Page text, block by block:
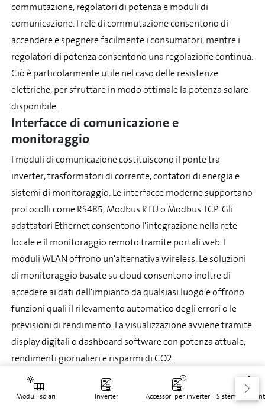
Moduli solari Inverter Accessori per inverter Sistemi di
commutazione, regolatori di potenza e moduli di
comunicazione. I relè di commutazione consentono di
accendere e spegnere facilmente i consumatori, mentre i
regolatori di potenza consentono una regolazione continua.
Ciò è particolarmente utile nel caso delle resistenze
elettriche, per sfruttare in modo ottimale la potenza solare
disponibile.
Interfacce di comunicazione e
monitoraggio
I moduli di comunicazione costituiscono il ponte tra
inverter, trasformatori di corrente, contatori di energia e
sistemi di monitoraggio. Le interfacce moderne supportano
protocolli come RS485, Modbus RTU o Modbus TCP. Gli
adattatori Ethernet consentono l'integrazione nella rete
locale e il monitoraggio remoto tramite portali web. I
moduli WLAN offrono un'alternativa wireless. Le soluzioni
di monitoraggio basate su cloud consentono inoltre di
accedere ai dati dell'impianto da qualsiasi luogo e offrono
funzioni quali il rilevamento automatico degli errori o le
previsioni di rendimento. La visualizzazione avviene tramite
display digitali o dashboard software con potenza attuale,
rendimenti giornalieri e risparmi di CO2.
Contatori di energia e sensori per un
monitoraggio dettagliato